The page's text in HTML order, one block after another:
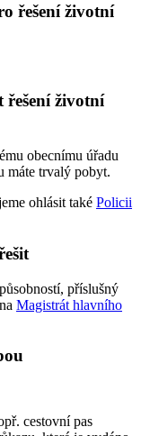
řešení životní
řešení životní
obecnímu úřadu
máte trvalý pobyt.
ohlásit také Policii
příslušný
Magistrát hlavního
cestovní pas